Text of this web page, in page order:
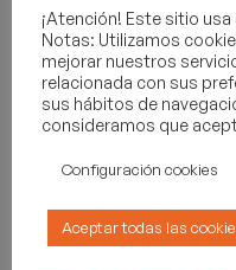
¡Atención! Este sitio
Notas: Utilizamos
mejorar nuestros
relacionada con sus
sus hábitos de
consideramos que
Configuración cookies
Aceptar todas las